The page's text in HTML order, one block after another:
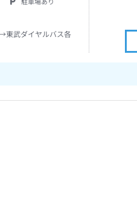
駐車場あり
東武ダイヤルバス各